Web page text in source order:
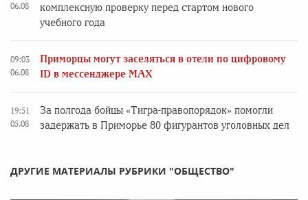
06.08
комплексную проверку перед стартом нового
учебного года
09:03
06.08
Приморцы могут заселяться в отели по цифровому
ID в мессенджере MAX
19:51
05.08
За полгода бойцы «Тигра-правопорядок» помогли
задержать в Приморье 80 фигурантов уголовных дел
ДРУГИЕ МАТЕРИАЛЫ РУБРИКИ "ОБЩЕСТВО"